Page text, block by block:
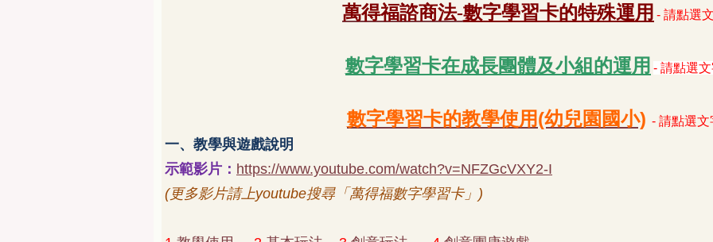
萬得福諮商法-數字學習卡的特殊運用 - 請點選
數字學習卡在成長團體及小組的運用 - 請點選
數字學習卡的教學使用(幼兒園國小) - 請點選文
一、教學與遊戲說明
示範影片： https://www.youtube.com/watch?v=NFZGcVXY2-I
(更多影片請上youtube搜尋「萬得福數字學習卡」 )